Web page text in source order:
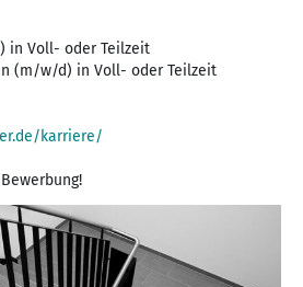
in Voll- oder Teilzeit
(m/w/d) in Voll- oder Teilzeit
karriere/